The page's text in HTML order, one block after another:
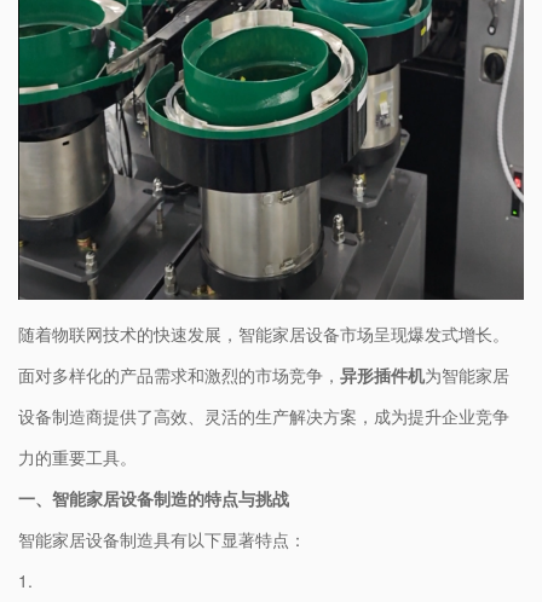
随着物联网技术的快速发展，智能家居设备市场呈现爆发式增长。
面对多样化的产品需求和激烈的市场竞争，​ 异形插件机​​为智能家居
设备制造商提供了高效、灵活的生产解决方案，成为提升企业竞争
力的重要工具。
​一、智能家居设备制造的特点与挑战​
智能家居设备制造具有以下显著特点：
1.